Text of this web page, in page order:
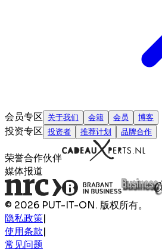
会员专区 关于我们 会籍 会员 博客
投资专区 投资者 推荐计划 品牌合作
荣誉合作伙伴
媒体报道
© 2026 PUT-IT-ON. 版权所有。
隐私政策|
使用条款|
常见问题